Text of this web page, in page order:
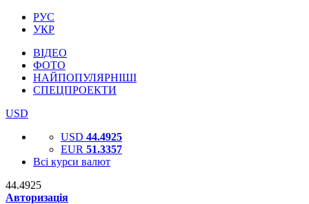
РУС
УКР
ВІДЕО
ФОТО
НАЙПОПУЛЯРНІШІ
СПЕЦПРОЕКТИ
USD
USD 44.4925
EUR 51.3357
Всі курси валют
44.4925
Авторизація